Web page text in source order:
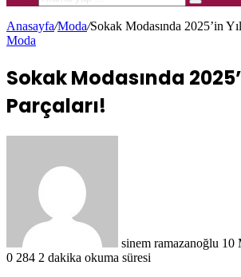
Arama
yap
...
Anasayfa/Moda/Sokak Modasında 2025’in
Moda
Sokak Modasında
Parçaları!
sinem ramazanoğlu 10
0 284 2 dakika okuma süresi